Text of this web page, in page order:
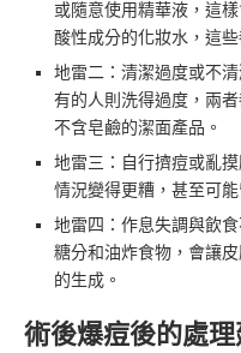
或隨意使用精華液，這
酸性成分的化妝水，這
地雷二：清潔過度或不
有的人則洗得過度，兩
不含皂鹼的潔面產品。
地雷三：自行擠痘或亂
情況變得更糟，甚至可能
地雷四：作息失調與飲
糖分和油炸食物，會讓
的生成。
術後爆痘後的處